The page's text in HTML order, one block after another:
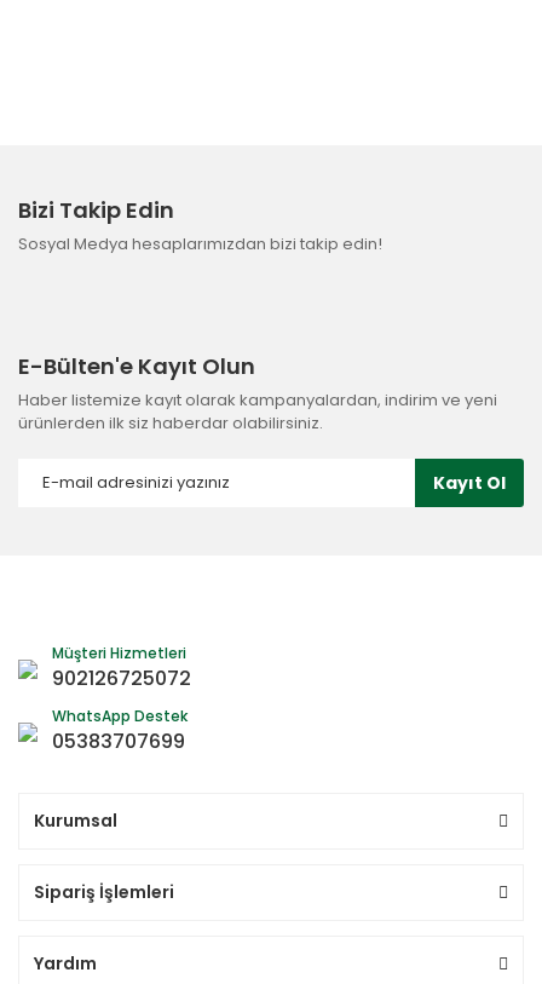
Bizi Takip Edin
Sosyal Medya hesaplarımızdan bizi takip edin!
E-Bülten'e Kayıt Olun
Haber listemize kayıt olarak kampanyalardan, indirim ve yeni
ürünlerden ilk siz haberdar olabilirsiniz.
Kayıt Ol
Müşteri Hizmetleri
902126725072
WhatsApp Destek
05383707699
Kurumsal
Sipariş İşlemleri
Yardım